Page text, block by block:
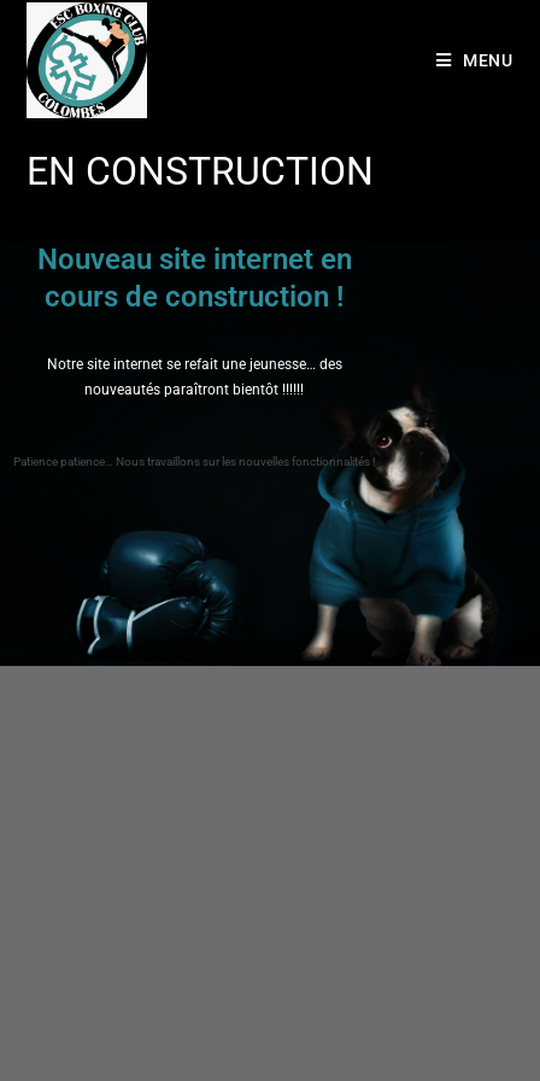
MENU
EN CONSTRUCTION
Nouveau site internet en
cours de construction !
Notre site internet se refait une jeunesse… des
nouveautés paraîtront bientôt !!!!!!
Patience patience… Nous travaillons sur les nouvelles fonctionnalités !